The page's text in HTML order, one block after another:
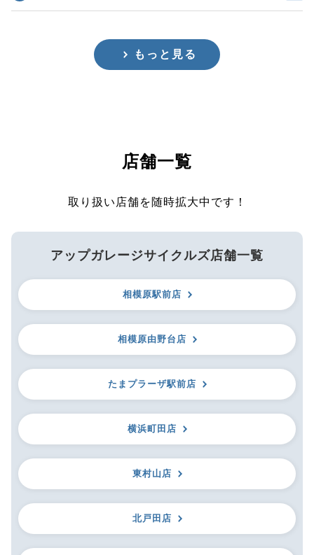
もっと見る
店舗一覧
取り扱い店舗を随時拡大中です！
アップガレージサイクルズ店舗一覧
相模原駅前店
相模原由野台店
たまプラーザ駅前店
横浜町田店
東村山店
北戸田店